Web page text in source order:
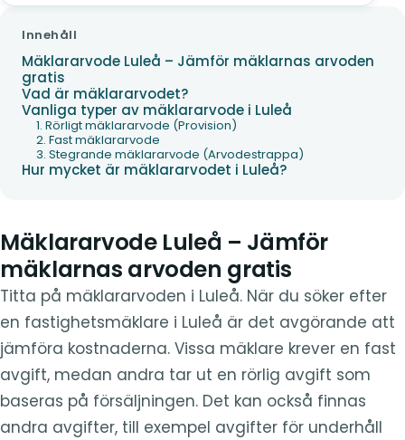
Mäklararvode Luleå – Jämför
mäklarnas arvoden gratis
Titta på mäklararvoden i Luleå. När du söker efter
en fastighetsmäklare i Luleå är det avgörande att
jämföra kostnaderna. Vissa mäklare krever en fast
avgift, medan andra tar ut en rörlig avgift som
baseras på försäljningen. Det kan också finnas
andra avgifter, till exempel avgifter för underhåll
Innehåll
Mäklararvode Luleå – Jämför mäklarnas arvoden
gratis
Vad är mäklararvodet?
Vanliga typer av mäklararvode i Luleå
1. Rörligt mäklararvode (Provision)
2. Fast mäklararvode
3. Stegrande mäklararvode (Arvodestrappa)
Hur mycket är mäklararvodet i Luleå?